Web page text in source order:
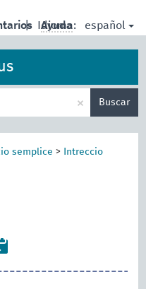
| Idioma: español
Ayuda
× Buscar
semplice >
Intreccio